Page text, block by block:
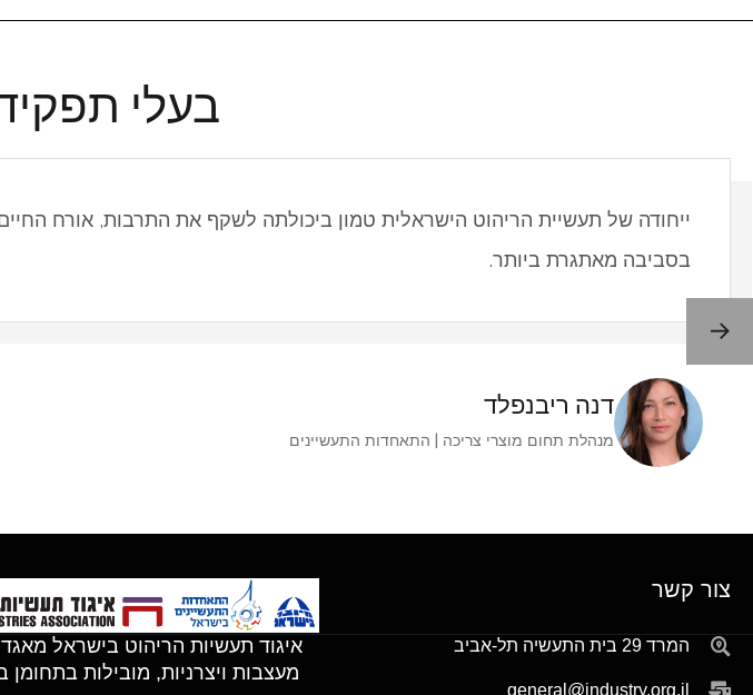
בעלי
ייחודה של תעשיית הריהוט הישראלית טמון ביכולתה לשקף את התרבות, אורח החיים
בסביבה מאתגרת ביותר.
דנה ריבנפלד
מנהלת תחום מוצרי צריכה | התאחדות התעשיינים
צור קשר
המרד 29 בית התעשיה תל-אביב
general@industry.org.il
איגוד תעשיות הריהוט בישראל
מעצבות ויצרניות, מובילות בתחומן